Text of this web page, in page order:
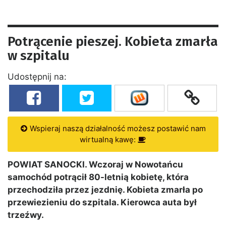
Potrącenie pieszej. Kobieta zmarła
w szpitalu
Udostępnij na:
Wspieraj naszą działalność możesz postawić nam
wirtualną kawę:
POWIAT SANOCKI. Wczoraj w Nowotańcu
samochód potrącił 80-letnią kobietę, która
przechodziła przez jezdnię. Kobieta zmarła po
przewiezieniu do szpitala. Kierowca auta był
trzeźwy.